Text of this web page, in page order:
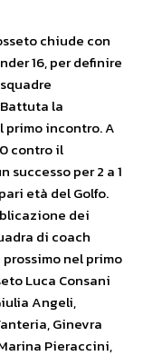
chiude con
16, per definire
Battuta la
primo incontro. A
contro il
successo per 2 a 1
età del Golfo.
dei
di coach
nel primo
Luca Consani
Angeli,
Ginevra
Pieraccini,